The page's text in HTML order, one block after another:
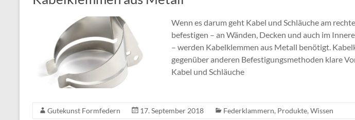
Wenn es darum geht Kabel und Schläuche am
befestigen – an Wänden, Decken und auch im
– werden Kabelklemmen aus Metall benötigt.
gegenüber anderen Befestigungsmethoden klare
Kabel und Schläuche
Gutekunst Formfedern 17. September 2018 Federklammern, Produkte, Wissen